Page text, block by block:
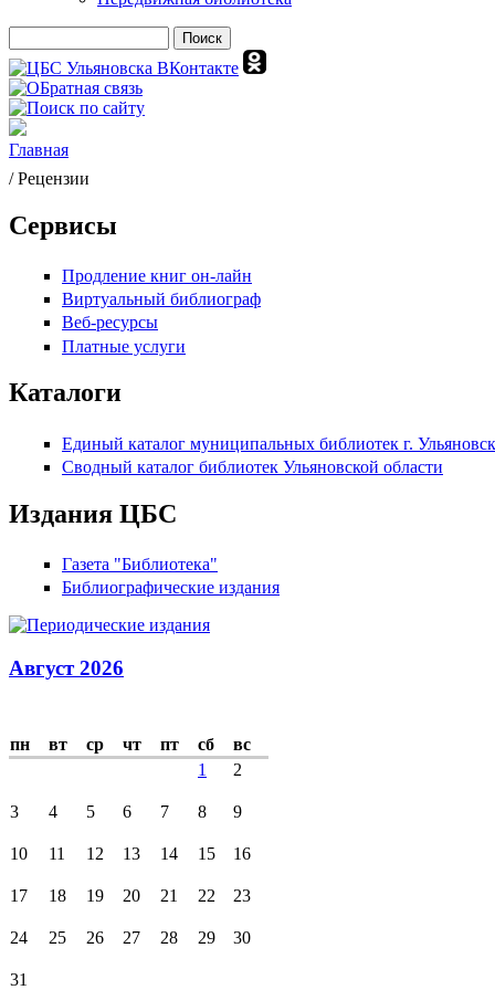
Форма поиска
Вы здесь
Главная
/ Рецензии
Сервисы
Продление книг он-лайн
Виртуальный библиограф
Веб-ресурсы
Платные услуги
Каталоги
Единый каталог муниципальных библиотек г.
Сводный каталог библиотек Ульяновской области
Издания ЦБС
Газета "Библиотека"
Библиографические издания
Август 2026
пн вт ср чт пт сб
вс
1
2
3 4 5 6 7 8 9
10 11 12 13 14 15 16
17 18 19 20 21 22 23
24 25 26 27 28 29 30
31